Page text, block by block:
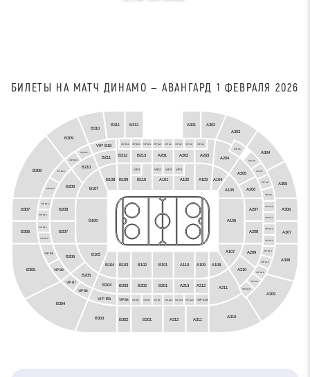
БИЛЕТЫ НА МАТЧ ДИНАМО — АВАНГАРД 1 ФЕВРАЛЯ 2026
A103 A104
A105
A106
A107
A108
A109
B103
B104
B105
B106
B107
B108 B109
A203
A204
A205
A206
A207
A208
A209
A210
A211
A212
B203
B204
B205
B206
B207
B208
B209
B210
B211 B212
A301 A302
A303
A304
A305
A306
A307
A308
A309
A310
A311
B302
B303
B304
B305
B306
B307
B308
B309
B310
B311
VIP A1
VIP A5
VIP A6
VIP A7
VIP A8
VIP A9
VIP A10
VIP A13
VIP A14
VIP A15
VIP A16
VIP A17
VIP A18
VIP A19
VIP B4
VIP B5
VIP B6
VIP B7
VIP B8
VIP B9
VIP B10
VIP B11
VIP B12
VIP B13
VIP B14
VIP B15
VIP B16
VIP B17
VIP B18
B301 A312
B312
VIP B19 VIP B20 VIP B21 VIP B22 VIP A2 VIP A3 VIP A4
VIP B3 VIP B2 VIP B1 VIP A22 VIP A21 VIP A20
VIP A11
VIP A12
B201
B202 A213
B213 A201 A202
B102 B101 A110
A102
A101
B110
VIP1 VIP2 VIP3 VIP4